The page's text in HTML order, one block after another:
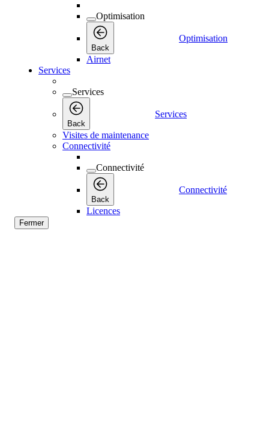
Optimisation
Back
Optimisation
Airnet
Services
Services
Back
Services
Visites de maintenance
Connectivité
Connectivité
Back
Connectivité
Licences
Fermer